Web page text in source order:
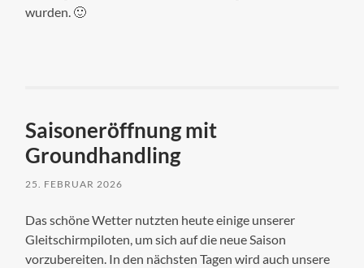
wurden. 🙂
Saisoneröffnung mit
Groundhandling
25. FEBRUAR 2026
Das schöne Wetter nutzten heute einige unserer
Gleitschirmpiloten, um sich auf die neue Saison
vorzubereiten. In den nächsten Tagen wird auch unsere